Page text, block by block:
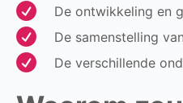
 De ontwikkeling en
 De samenstelling
 De verschillende